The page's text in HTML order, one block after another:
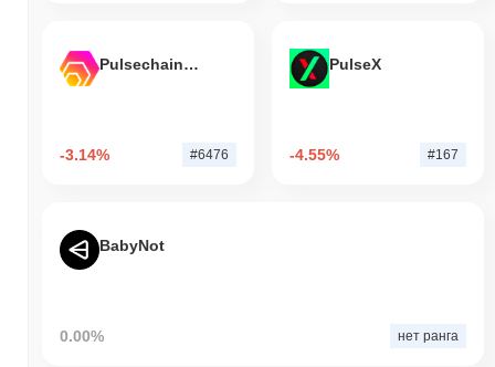
Pulsechain Bridged HEX (Pulsechain)
-3.14% #6476
PulseX
-4.55% #167
BabyNot
0.00% нет ранга